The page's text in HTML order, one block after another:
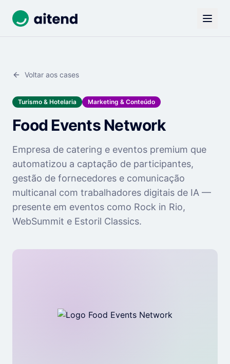
Voltar aos cases
Turismo & Hotelaria Marketing & Conteúdo
Food Events Network
Empresa de catering e eventos premium que
automatizou a captação de participantes,
gestão de fornecedores e comunicação
multicanal com trabalhadores digitais de IA —
presente em eventos como Rock in Rio,
WebSummit e Estoril Classics.